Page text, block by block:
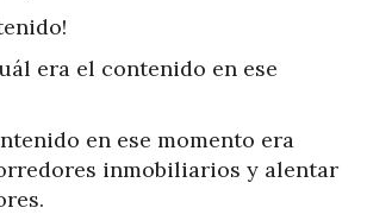
era el contenido en ese
en ese momento era
inmobiliarios y alentar